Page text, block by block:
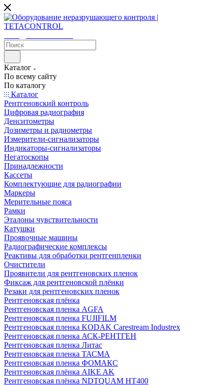
Каталог
По всему сайту
По каталогу
Каталог
Рентгеновский контроль
Цифровая радиография
Денситометры
Дозиметры и радиометры
Измерители-сигнализаторы
Индикаторы-сигнализаторы
Негатоскопы
Принадлежности
Кассеты
Комплектующие для радиографии
Маркеры
Мерительные пояса
Рамки
Эталоны чувствительности
Катушки
Проявочные машины
Радиографические комплексы
Реактивы для обработки рентгенпленки
Очистители
Проявители для рентгеновских пленок
Фиксаж для рентгеновской плёнки
Резаки для рентгеновских пленок
Рентгеновская плёнка
Рентгеновская пленка AGFA
Рентгеновская пленка FUJIFILM
Рентгеновская пленка KODAK Carestream Industrex
Рентгеновская пленка АСК-РЕНТГЕН
Рентгеновская пленка Литас
Рентгеновская пленка ТАСМА
Рентгеновская пленка ФОМАКС
Рентгеновская плёнка AIKE AK
Рентгеновская плёнка NDTQUAM HT400